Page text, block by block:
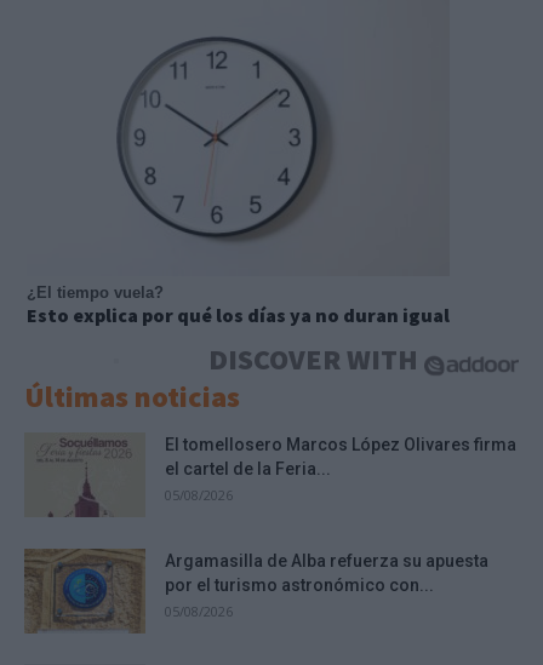
¿El tiempo vuela?
Esto explica por qué los días ya no duran igual
DISCOVER WITH
Últimas noticias
El tomellosero Marcos López Olivares firma
el cartel de la Feria...
05/08/2026
Argamasilla de Alba refuerza su apuesta
por el turismo astronómico con...
05/08/2026